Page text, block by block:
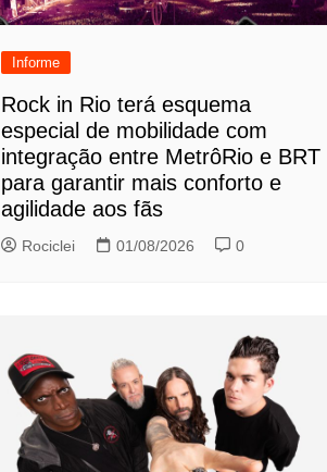
Informe
Rock in Rio terá esquema
especial de mobilidade com
integração entre MetrôRio e BRT
para garantir mais conforto e
agilidade aos fãs
Rociclei 01/08/2026 0